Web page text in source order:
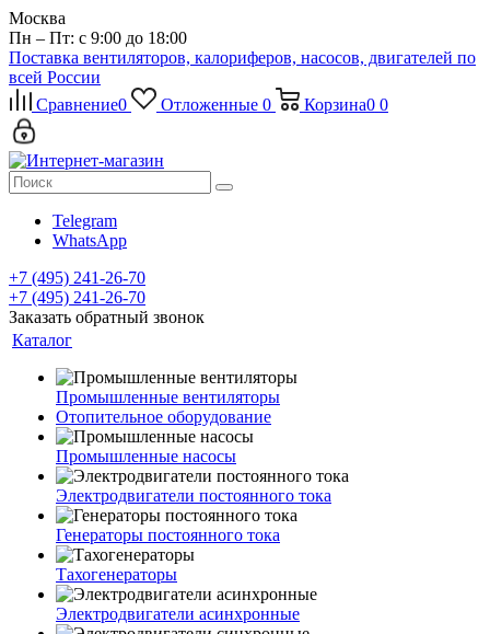
Москва
Пн – Пт: с 9:00 до 18:00
Поставка вентиляторов, калориферов, насосов, двигателей по
всей России
Сравнение0 Отложенные 0 Корзина0 0
Telegram
WhatsApp
+7 (495) 241-26-70
+7 (495) 241-26-70
Заказать обратный звонок
Каталог
Промышленные вентиляторы
Отопительное оборудование
Промышленные насосы
Электродвигатели постоянного тока
Генераторы постоянного тока
Тахогенераторы
Электродвигатели асинхронные